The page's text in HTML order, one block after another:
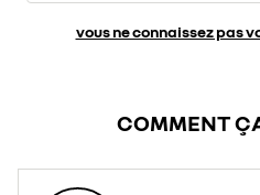
vous ne connaissez pas
COMMENT